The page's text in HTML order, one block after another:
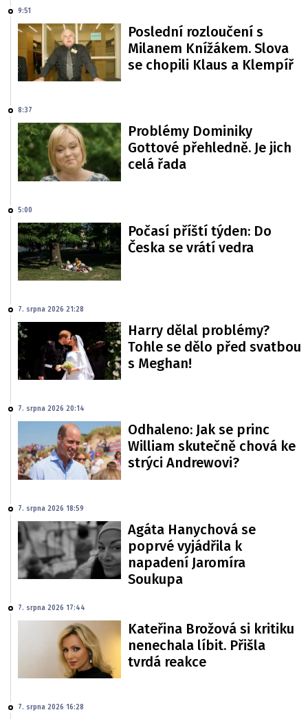
9:51
Poslední rozloučení s
Milanem Knížákem. Slova
se chopili Klaus a Klempíř
8:37
Problémy Dominiky
Gottové přehledně. Je jich
celá řada
5:00
Počasí příští týden: Do
Česka se vrátí vedra
7. srpna 2026 21:28
Harry dělal problémy?
Tohle se dělo před svatbou
s Meghan!
7. srpna 2026 20:14
Odhaleno: Jak se princ
William skutečně chová ke
strýci Andrewovi?
7. srpna 2026 18:59
Agáta Hanychová se
poprvé vyjádřila k
napadení Jaromíra
Soukupa
7. srpna 2026 17:44
Kateřina Brožová si kritiku
nenechala líbit. Přišla
tvrdá reakce
7. srpna 2026 16:28